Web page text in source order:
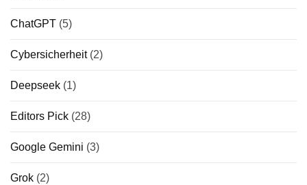
ChatGPT (5)
Cybersicherheit(2)
Deepseek (1)
Editors Pick (28)
Google Gemini (3)
Grok (2)